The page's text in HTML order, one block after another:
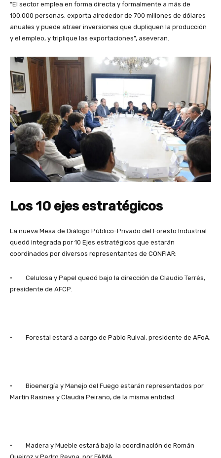
“El sector emplea en forma directa y formalmente a más de
100.000 personas, exporta alrededor de 700 millones de dólares
anuales y puede atraer inversiones que dupliquen la producción
y el empleo, y triplique las exportaciones”, aseveran.
Los 10 ejes estratégicos
La nueva Mesa de Diálogo Público-Privado del Foresto Industrial
quedó integrada por 10 Ejes estratégicos que estarán
coordinados por diversos representantes de CONFIAR:
· Celulosa y Papel quedó bajo la dirección de Claudio Terrés,
presidente de AFCP.
· Forestal estará a cargo de Pablo Ruival, presidente de AFoA.
· Bioenergía y Manejo del Fuego estarán representados por
Martín Rasines y Claudia Peirano, de la misma entidad.
· Madera y Mueble estará bajo la coordinación de Román